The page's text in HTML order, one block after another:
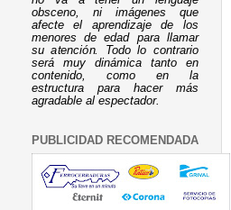
obsceno, ni imágenes que
afecte el aprendizaje de los
menores de edad para llamar
su atención. Todo lo contrario
será muy dinámica tanto en
contenido, como en la
estructura para hacer más
agradable al espectador.
PUBLICIDAD RECOMENDADA